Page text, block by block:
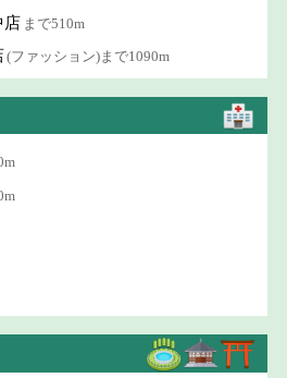
店 まで510m
(ファッション)まで1090m